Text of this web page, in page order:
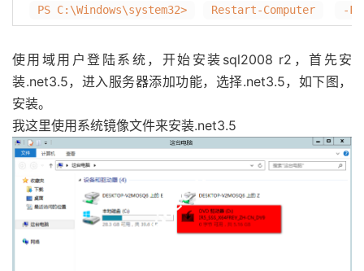
PS C:\Windows\system32>
Restart-Computer -
使用域用户登陆系统，开始安装sql2008 r2，首先安
装.net3.5，进入服务器添加功能，选择.net3.5，如下图，
安装。
我这里使用系统镜像文件来安装.net3.5